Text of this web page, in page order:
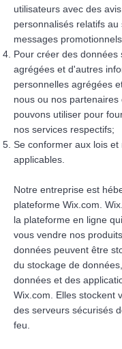
utilisateurs avec des
personnalisés relatifs au
messages
Pour créer des données
agrégées et d'autres
personnelles agrégées
nous ou nos partenaires
pouvons utiliser pour
nos services respectifs;
Se conformer aux lois et
applicables.
Notre entreprise est
plateforme Wix.com.
la plateforme en ligne
vous vendre nos
données peuvent être
du stockage de
données et des
Wix.com. Elles stockent
des serveurs sécurisés
feu.